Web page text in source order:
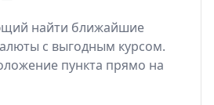
найти ближайшие
с выгодным курсом.
пункта прямо на